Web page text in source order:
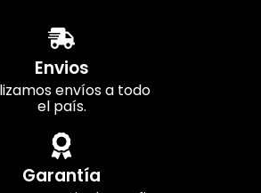
Envios
envíos a todo
el país.
Garantía